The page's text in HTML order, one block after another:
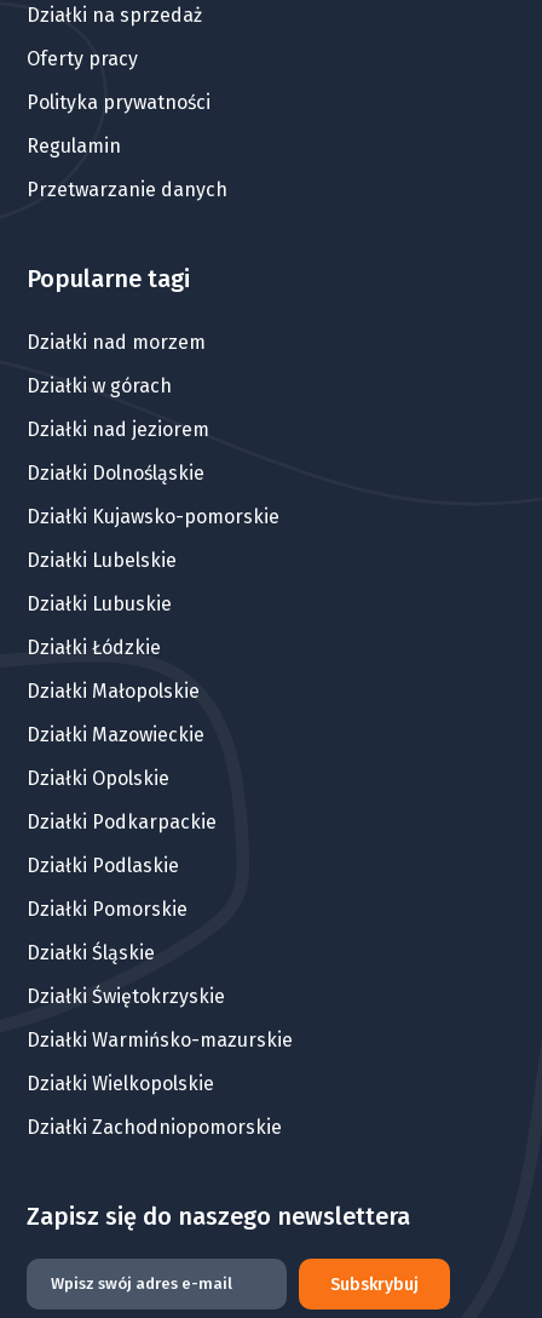
Działki na sprzedaż
Oferty pracy
Polityka prywatności
Regulamin
Przetwarzanie danych
Popularne tagi
Działki nad morzem
Działki w górach
Działki nad jeziorem
Działki Dolnośląskie
Działki Kujawsko-pomorskie
Działki Lubelskie
Działki Lubuskie
Działki Łódzkie
Działki Małopolskie
Działki Mazowieckie
Działki Opolskie
Działki Podkarpackie
Działki Podlaskie
Działki Pomorskie
Działki Śląskie
Działki Świętokrzyskie
Działki Warmińsko-mazurskie
Działki Wielkopolskie
Działki Zachodniopomorskie
Zapisz się do naszego newslettera
Subskrybuj